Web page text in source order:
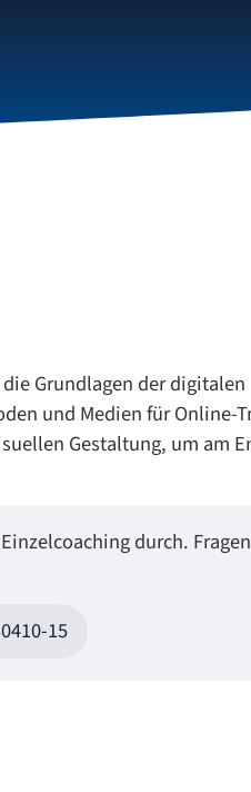
Grundlagen der digitalen
und Medien für Online-
Gestaltung, um am
durch.
15